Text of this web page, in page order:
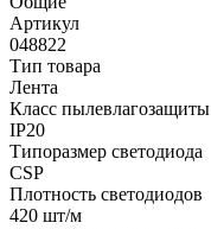
Артикул
048822
Тип товара
Лента
Класс пылевлагозащиты
IP20
Типоразмер светодиода
CSP
Плотность светодиодов
420 шт/м